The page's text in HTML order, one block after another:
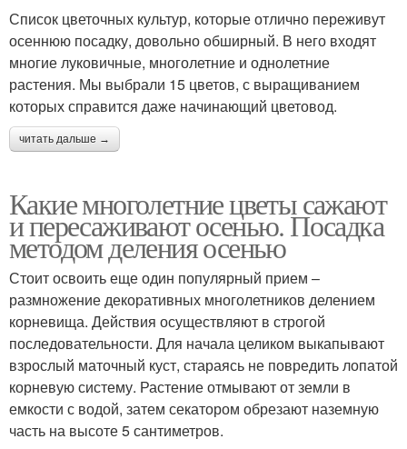
Список цветочных культур, которые отлично переживут
осеннюю посадку, довольно обширный. В него входят
многие луковичные, многолетние и однолетние
растения. Мы выбрали 15 цветов, с выращиванием
которых справится даже начинающий цветовод.
читать дальше →
Какие многолетние цветы сажают
и пересаживают осенью. Посадка
методом деления осенью
Стоит освоить еще один популярный прием –
размножение декоративных многолетников делением
корневища. Действия осуществляют в строгой
последовательности. Для начала целиком выкапывают
взрослый маточный куст, стараясь не повредить лопатой
корневую систему. Растение отмывают от земли в
емкости с водой, затем секатором обрезают наземную
часть на высоте 5 сантиметров.